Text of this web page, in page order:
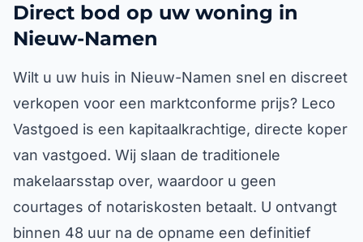
Direct bod op uw woning in
Nieuw-Namen
Wilt u uw huis in Nieuw-Namen snel en discreet
verkopen voor een marktconforme prijs? Leco
Vastgoed is een kapitaalkrachtige, directe koper
van vastgoed. Wij slaan de traditionele
makelaarsstap over, waardoor u geen
courtages of notariskosten betaalt. U ontvangt
binnen 48 uur na de opname een definitief